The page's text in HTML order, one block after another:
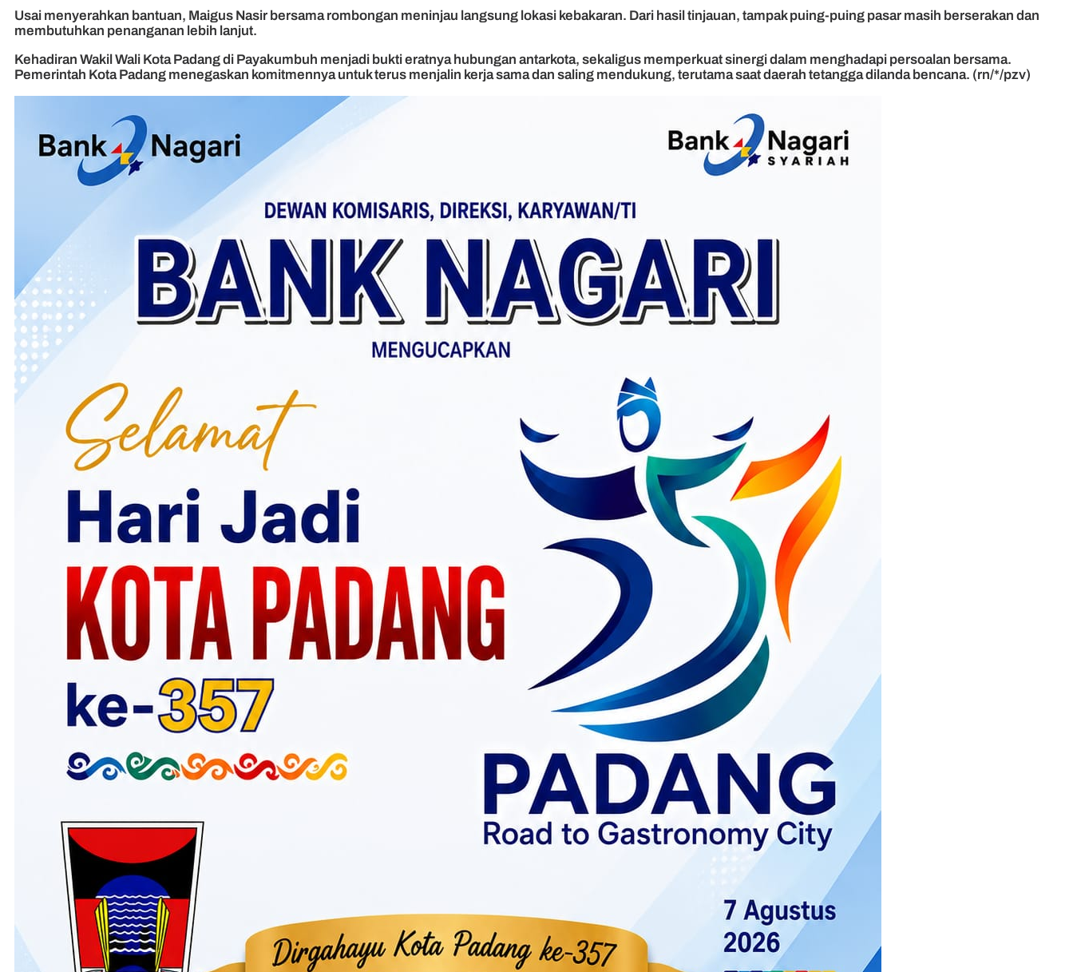
Usai menyerahkan bantuan, Maigus Nasir bersama rombongan meninjau langsung lokasi kebakaran. Dari hasil tinjauan, tampak puing-puing pasar masih berserakan dan
membutuhkan penanganan lebih lanjut.
Kehadiran Wakil Wali Kota Padang di Payakumbuh menjadi bukti eratnya hubungan antarkota, sekaligus memperkuat sinergi dalam menghadapi persoalan bersama.
Pemerintah Kota Padang menegaskan komitmennya untuk terus menjalin kerja sama dan saling mendukung, terutama saat daerah tetangga dilanda bencana. (rn/*/pzv)